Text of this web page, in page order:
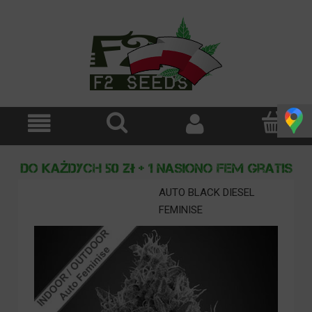
AUTO BLACK DIESEL
FEMINISE